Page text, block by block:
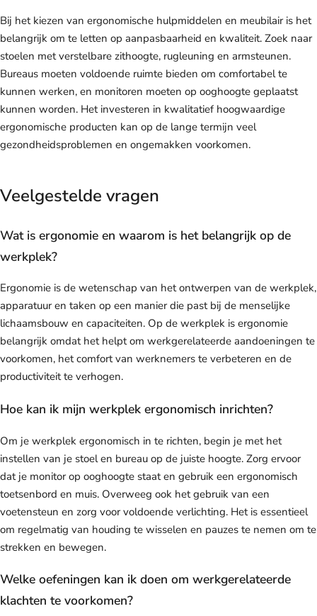
Bij het kiezen van ergonomische hulpmiddelen en meubilair is het
belangrijk om te letten op aanpasbaarheid en kwaliteit. Zoek naar
stoelen met verstelbare zithoogte, rugleuning en armsteunen.
Bureaus moeten voldoende ruimte bieden om comfortabel te
kunnen werken, en monitoren moeten op ooghoogte geplaatst
kunnen worden. Het investeren in kwalitatief hoogwaardige
ergonomische producten kan op de lange termijn veel
gezondheidsproblemen en ongemakken voorkomen.
Veelgestelde vragen
Wat is ergonomie en waarom is het belangrijk op de
werkplek?
Ergonomie is de wetenschap van het ontwerpen van de werkplek,
apparatuur en taken op een manier die past bij de menselijke
lichaamsbouw en capaciteiten. Op de werkplek is ergonomie
belangrijk omdat het helpt om werkgerelateerde aandoeningen te
voorkomen, het comfort van werknemers te verbeteren en de
productiviteit te verhogen.
Hoe kan ik mijn werkplek ergonomisch inrichten?
Om je werkplek ergonomisch in te richten, begin je met het
instellen van je stoel en bureau op de juiste hoogte. Zorg ervoor
dat je monitor op ooghoogte staat en gebruik een ergonomisch
toetsenbord en muis. Overweeg ook het gebruik van een
voetensteun en zorg voor voldoende verlichting. Het is essentieel
om regelmatig van houding te wisselen en pauzes te nemen om te
strekken en bewegen.
Welke oefeningen kan ik doen om werkgerelateerde
klachten te voorkomen?